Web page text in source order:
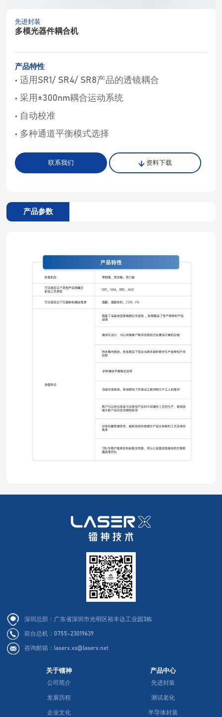
先进封装
多模光器件耦合机
产品特性
• 适用SR1/ SR4/ SR8产品的透镜耦合
• 采用±300nm耦合运动系统
• 自动校准
• 多种通道平衡模式选择
联系我们 资料下载
产品参数
深圳总部：广东省深圳市光明区裕丰达工业园3栋
前台总机：0755-23019639
咨询邮箱：laserx.xs@laserx.net
关于镭神
公司简介
发展历程
企业文化
产品中心
先进封装
测试老化
半导体封装